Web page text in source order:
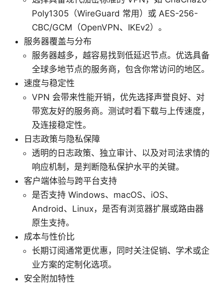
Poly1305（WireGuard 常用）或 AES-256-
CBC/GCM（OpenVPN、IKEv2）。
服务器覆盖与分布
服务器越多，越容易找到低延迟节点。优选具备
全球多地节点的服务商，包含你常访问的地区。
速度与稳定性
VPN 会带来性能开销，优先选择声誉良好、对
带宽友好的服务商。测试时看下载与上传速度，
及连接稳定性。
日志政策与隐私保障
透明的日志政策、独立审计、以及对司法求情的
响应机制，是判断隐私保护水平的关键。
客户端体验与跨平台支持
是否支持 Windows、macOS、iOS、
Android、Linux，是否有浏览器扩展或路由器
原生支持。
成本与性价比
长期订阅通常更优惠，同时关注促销、学术或企
业方案的定制化选项。
安全附加特性